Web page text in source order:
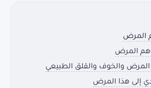
المرض
المرض
المرض والخوف والقلق الطبيعي
إلى هذا المرض